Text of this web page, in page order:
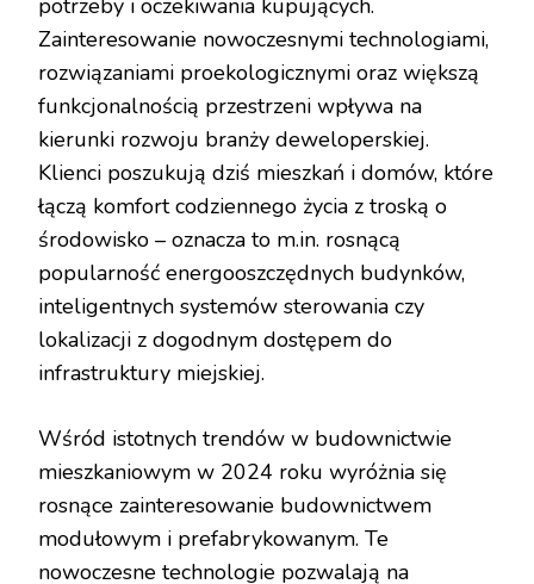
potrzeby i oczekiwania kupujących.
Zainteresowanie nowoczesnymi technologiami,
rozwiązaniami proekologicznymi oraz większą
funkcjonalnością przestrzeni wpływa na
kierunki rozwoju branży deweloperskiej.
Klienci poszukują dziś mieszkań i domów, które
łączą komfort codziennego życia z troską o
środowisko – oznacza to m.in. rosnącą
popularność energooszczędnych budynków,
inteligentnych systemów sterowania czy
lokalizacji z dogodnym dostępem do
infrastruktury miejskiej.
Wśród istotnych trendów w budownictwie
mieszkaniowym w 2024 roku wyróżnia się
rosnące zainteresowanie budownictwem
modułowym i prefabrykowanym. Te
nowoczesne technologie pozwalają na